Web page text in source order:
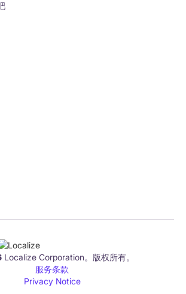
Localize Corporation。版权所有。
服务条款
Privacy Notice